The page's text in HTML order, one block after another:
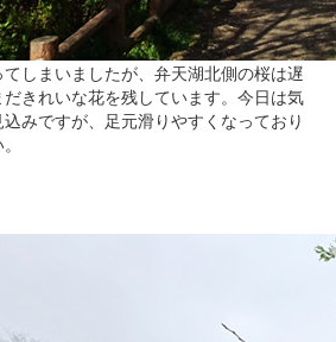
しまいましたが、弁天湖北側の桜は遅
きれいな花を残しています。今日は気
みですが、足元滑りやすくなっており